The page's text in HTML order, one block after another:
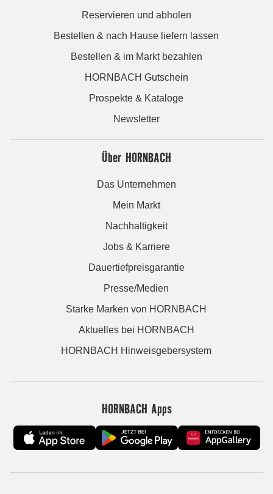
Reservieren und abholen
Bestellen & nach Hause liefern lassen
Bestellen & im Markt bezahlen
HORNBACH Gutschein
Prospekte & Kataloge
Newsletter
Über HORNBACH
Das Unternehmen
Mein Markt
Nachhaltigkeit
Jobs & Karriere
Dauertiefpreisgarantie
Presse/Medien
Starke Marken von HORNBACH
Aktuelles bei HORNBACH
HORNBACH Hinweisgebersystem
HORNBACH Apps